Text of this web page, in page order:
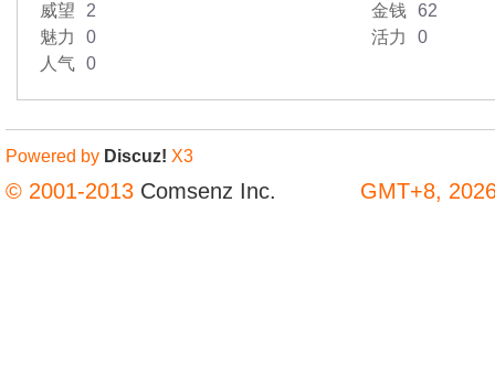
威望
2 金钱
62
魅力
0 活力
0
人气 0
GMT+8,
Powered by Discuz! X3
© 2001-2013 Comsenz Inc.